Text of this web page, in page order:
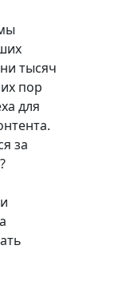
тысяч
пор
для
за